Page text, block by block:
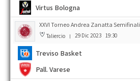
Virtus Bologna
XXVI Torneo Andrea Zanatta Semifinali
Taliercio | 29 Dic 2023 19:30
Treviso Basket
Pall. Varese